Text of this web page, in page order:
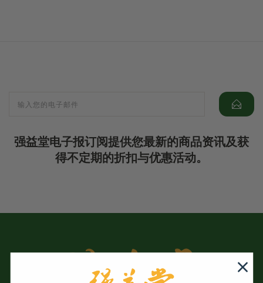
强益堂电子报订阅提供您最新的商品资讯及获
得不定期的折扣与优惠活动。